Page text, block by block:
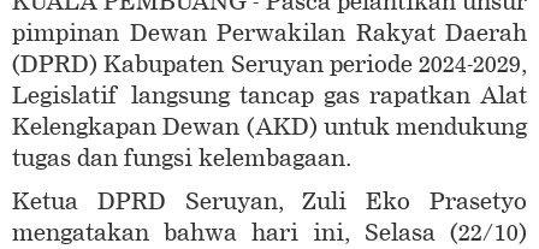
pimpinan Dewan Perwakilan Rakyat Daerah
(DPRD) Kabupaten Seruyan periode 2024-2029,
Legislatif langsung tancap gas rapatkan Alat
Kelengkapan Dewan (AKD) untuk mendukung
tugas dan fungsi kelembagaan.
Ketua DPRD Seruyan, Zuli Eko Prasetyo
mengatakan bahwa hari ini, Selasa (22/10)